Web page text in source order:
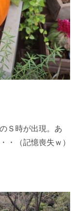
Ｓ時が出現。あ
・（記憶喪失ｗ）